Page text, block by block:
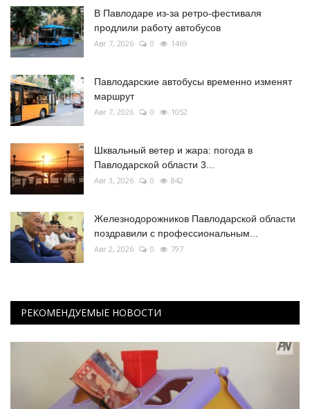
В Павлодаре из-за ретро-фестиваля
продлили работу автобусов
Авг 7, 2026 0 1469
Павлодарские автобусы временно изменят
маршрут
Авг 7, 2026 0 1052
Шквальный ветер и жара: погода в
Павлодарской области 3...
Авг 3, 2026 0 842
Железнодорожников Павлодарской области
поздравили с профессиональным...
Авг 2, 2026 0 797
РЕКОМЕНДУЕМЫЕ НОВОСТИ